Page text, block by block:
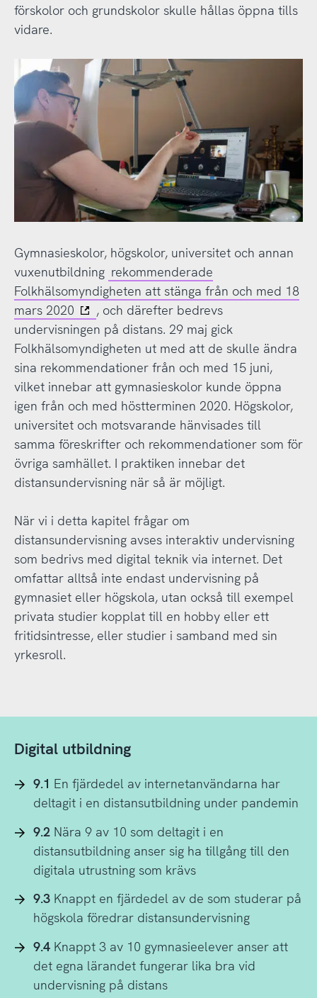
förskolor och grundskolor skulle hållas öppna tills
vidare.
Gymnasieskolor, högskolor, universitet och annan
vuxenutbildning rekommenderade
Folkhälsomyndigheten att stänga från och med 18
mars 2020
, och därefter bedrevs
undervisningen på distans. 29 maj gick
Folkhälsomyndigheten ut med att de skulle ändra
sina rekommendationer från och med 15 juni,
vilket innebar att gymnasieskolor kunde öppna
igen från och med höstterminen 2020. Högskolor,
universitet och motsvarande hänvisades till
samma föreskrifter och rekommendationer som för
övriga samhället. I praktiken innebar det
distansundervisning när så är möjligt.
När vi i detta kapitel frågar om
distansundervisning avses interaktiv undervisning
som bedrivs med digital teknik via internet. Det
omfattar alltså inte endast undervisning på
gymnasiet eller högskola, utan också till exempel
privata studier kopplat till en hobby eller ett
fritidsintresse, eller studier i samband med sin
yrkesroll.
Digital utbildning
9.1 En fjärdedel av internetanvändarna har
deltagit i en distansutbildning under pandemin
9.2Nära 9 av 10 som deltagit i en
distansutbildning anser sig ha tillgång till den
digitala utrustning som krävs
9.3Knappt en fjärdedel av de som studerar på
högskola föredrar distansundervisning
9.4Knappt 3 av 10 gymnasieelever anser att
det egna lärandet fungerar lika bra vid
undervisning på distans